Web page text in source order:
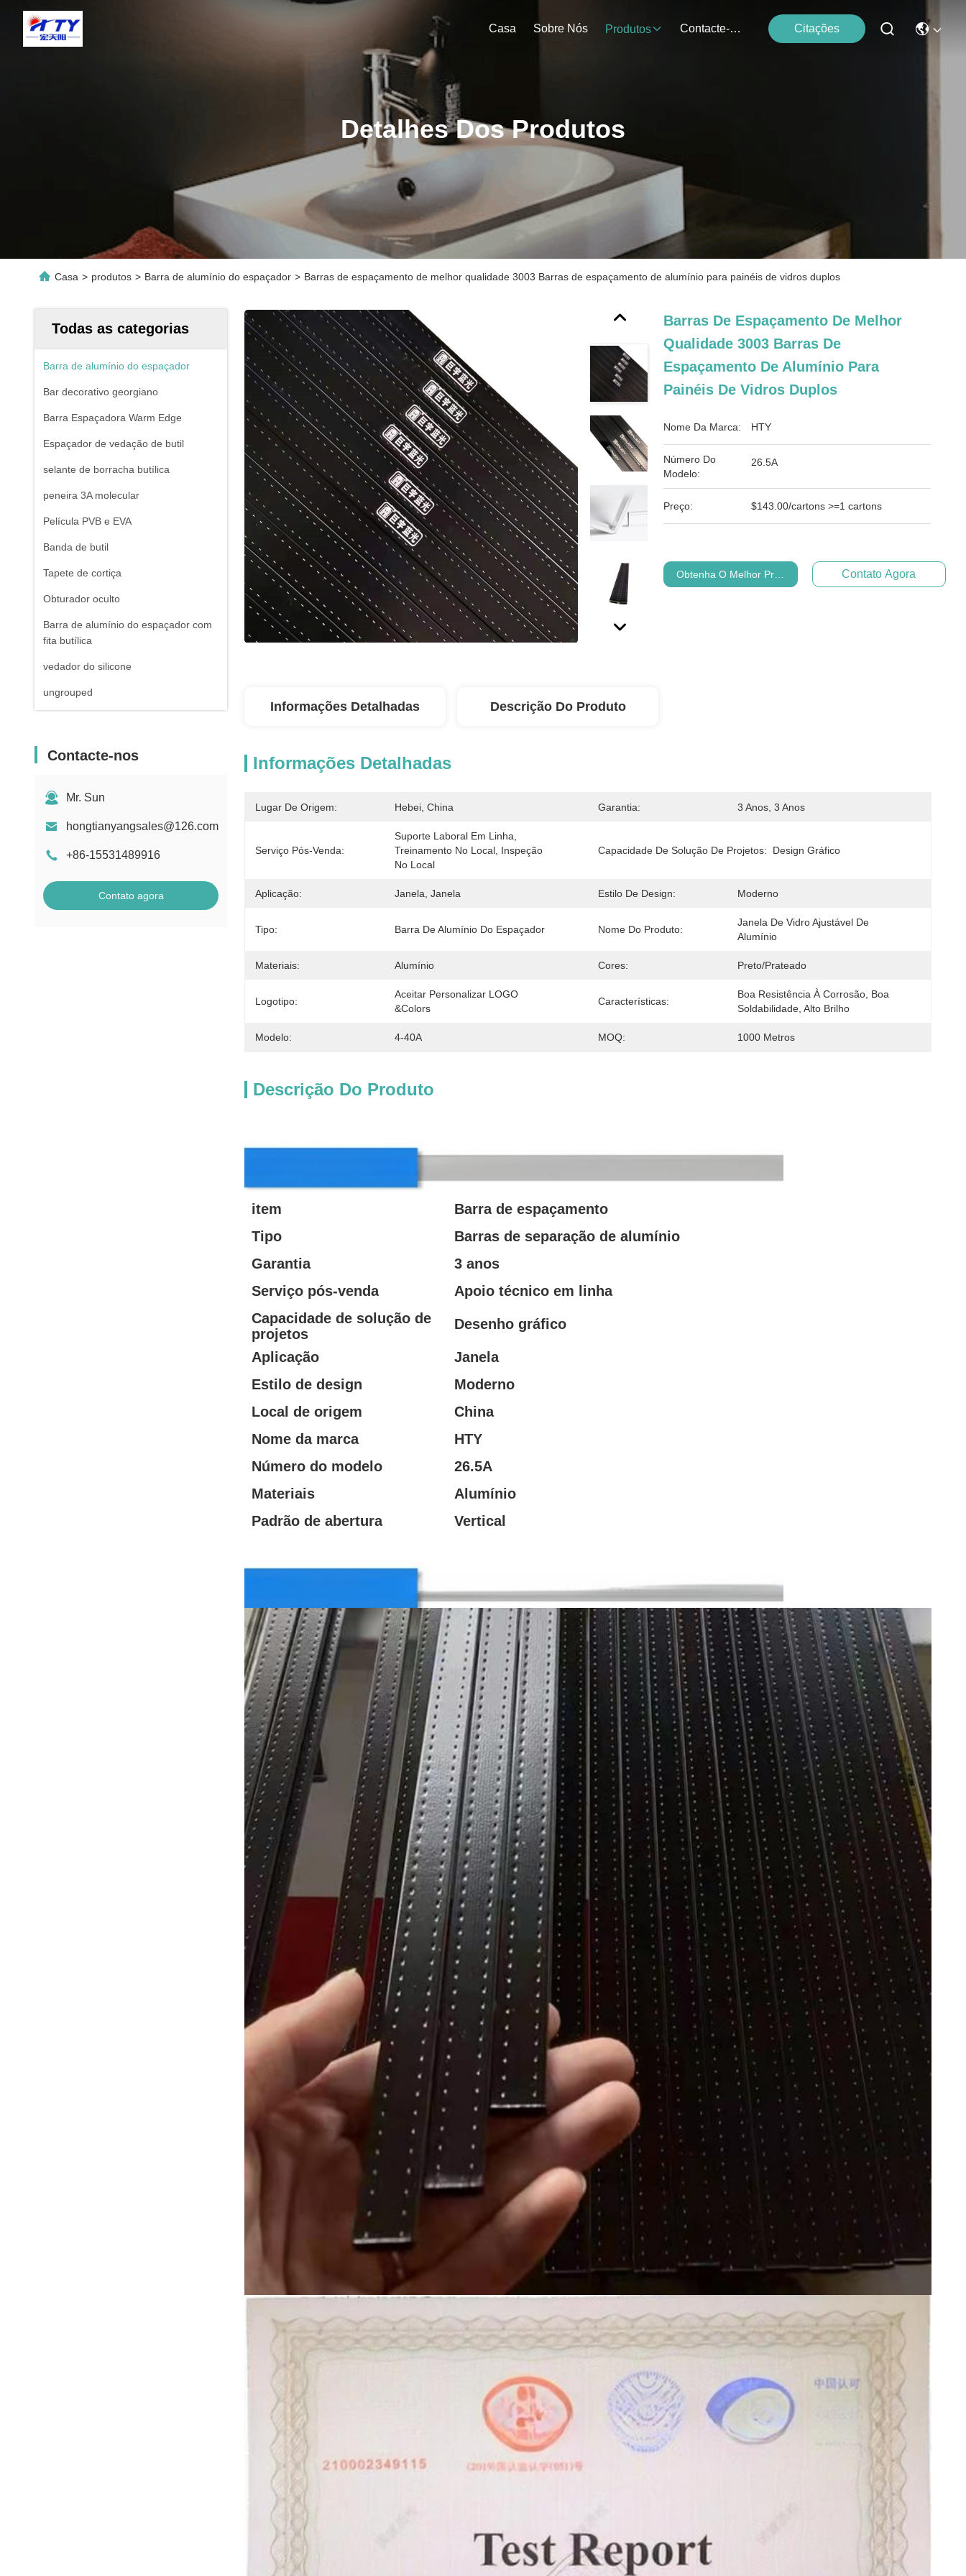
Casa Sobre Nós Produtos Contacte-Nos Citações
Detalhes Dos Produtos
Casa > produtos > Barra de alumínio do espaçador > Barras de espaçamento de melhor qualidade 3003 Barras de espaçamento de alumínio para painéis de vidros duplos
Todas as categorias
Barra de alumínio do espaçador
Bar decorativo georgiano
Barra Espaçadora Warm Edge
Espaçador de vedação de butil
selante de borracha butílica
peneira 3A molecular
Película PVB e EVA
Banda de butil
Tapete de cortiça
Obturador oculto
Barra de alumínio do espaçador com
fita butílica
vedador do silicone
ungrouped
Contacte-nos
Mr. Sun
hongtianyangsales@126.com
+86-15531489916
Contato agora
Barras De Espaçamento De Melhor
Qualidade 3003 Barras De
Espaçamento De Alumínio Para
Painéis De Vidros Duplos
Nome Da Marca: HTY
Número Do
Modelo:
26.5A
Preço: $143.00/cartons >=1 cartons
Obtenha O Melhor Preço Contato Agora
Informações Detalhadas Descrição Do Produto
Informações Detalhadas
Lugar De Origem: Hebei, China Garantia: 3 Anos, 3 Anos
Serviço Pós-Venda:
Suporte Laboral Em Linha,
Treinamento No Local, Inspeção
No Local
Capacidade De Solução De Projetos: Design Gráfico
Aplicação: Janela, Janela Estilo De Design: Moderno
Tipo: Barra De Alumínio Do Espaçador Nome Do Produto:
Janela De Vidro Ajustável De
Alumínio
Materiais: Alumínio Cores: Preto/prateado
Logotipo:
Aceitar Personalizar LOGO
&colors
Características:
Boa Resistência À Corrosão, Boa
Soldabilidade, Alto Brilho
Modelo: 4-40A MOQ: 1000 Metros
Descrição Do Produto
item
Barra de espaçamento
Tipo
Barras de separação de alumínio
Garantia
3 anos
Serviço pós-venda
Apoio técnico em linha
Capacidade de solução de
projetos
Desenho gráfico
Aplicação
Janela
Estilo de design
Moderno
Local de origem
China
Nome da marca
HTY
Número do modelo
26.5A
Materiais
Alumínio
Padrão de abertura
Vertical